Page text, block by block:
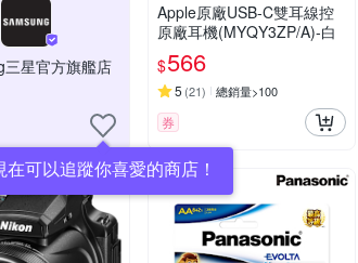
星官方旗艦店
在可以追蹤你喜愛的商店！
Apple原廠USB-C雙耳線控
原廠耳機(MYQY3ZP/A)-白
$566
5 (21) 總銷量>100
券